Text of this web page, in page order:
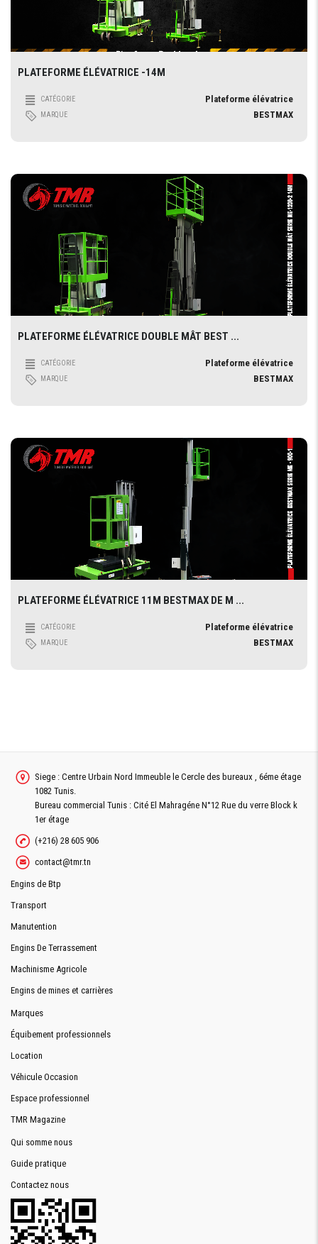
PLATEFORME ÉLÉVATRICE -14M
CATÉGORIE Plateforme élévatrice
MARQUE BESTMAX
PLATEFORME ÉLÉVATRICE DOUBLE MÂT BEST ...
CATÉGORIE Plateforme élévatrice
MARQUE BESTMAX
PLATEFORME ÉLÉVATRICE 11M BESTMAX DE M ...
CATÉGORIE Plateforme élévatrice
MARQUE BESTMAX
Siege : Centre Urbain Nord Immeuble le Cercle des bureaux , 6éme étage
1082 Tunis.
Bureau commercial Tunis : Cité El Mahragéne N°12 Rue du verre Block k
1er étage
(+216) 28 605 906
contact@tmr.tn
Engins de Btp
Transport
Manutention
Engins De Terrassement
Machinisme Agricole
Engins de mines et carrières
Marques
Équibement professionnels
Location
Véhicule Occasion
Espace professionnel
TMR Magazine
Qui somme nous
Guide pratique
Contactez nous